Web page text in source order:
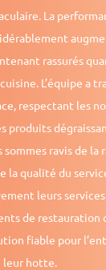
La
rassurés
L’équipe a
respectant les
produits
ravis de la
la qualité du
leurs
de restauration
fiable pour
leur hotte.